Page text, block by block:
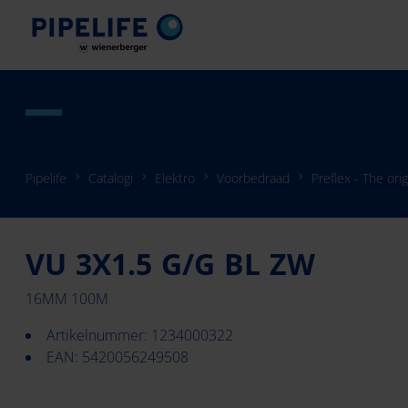
Pipelife Catalogi Elektro Voorbedraad Preflex - The
VU 3X1.5 G/G BL ZW
16MM 100M
Artikelnummer: 1234000322
EAN: 5420056249508